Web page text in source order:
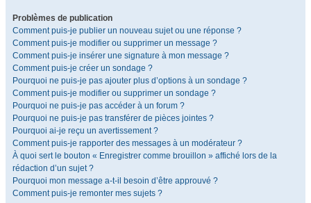
Problèmes de publication
Comment puis-je publier un nouveau sujet ou une réponse ?
Comment puis-je modifier ou supprimer un message ?
Comment puis-je insérer une signature à mon message ?
Comment puis-je créer un sondage ?
Pourquoi ne puis-je pas ajouter plus d’options à un sondage ?
Comment puis-je modifier ou supprimer un sondage ?
Pourquoi ne puis-je pas accéder à un forum ?
Pourquoi ne puis-je pas transférer de pièces jointes ?
Pourquoi ai-je reçu un avertissement ?
Comment puis-je rapporter des messages à un modérateur ?
À quoi sert le bouton « Enregistrer comme brouillon » affiché lors de la
rédaction d’un sujet ?
Pourquoi mon message a-t-il besoin d’être approuvé ?
Comment puis-je remonter mes sujets ?